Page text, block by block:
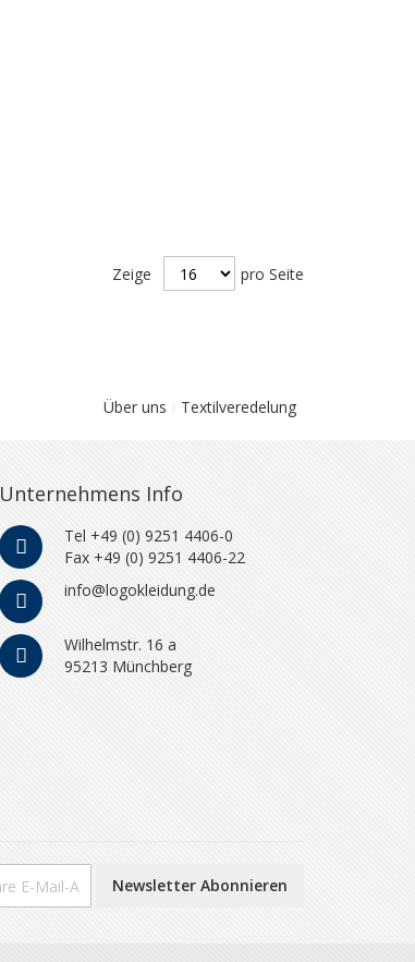
Zeige pro Seite
Über uns Textilveredelung
Unternehmens Info
Tel +49 (0) 9251 4406-0
Fax +49 (0) 9251 4406-22
info@logokleidung.de
Wilhelmstr. 16 a
95213 Münchberg
Newsletter Abonnieren